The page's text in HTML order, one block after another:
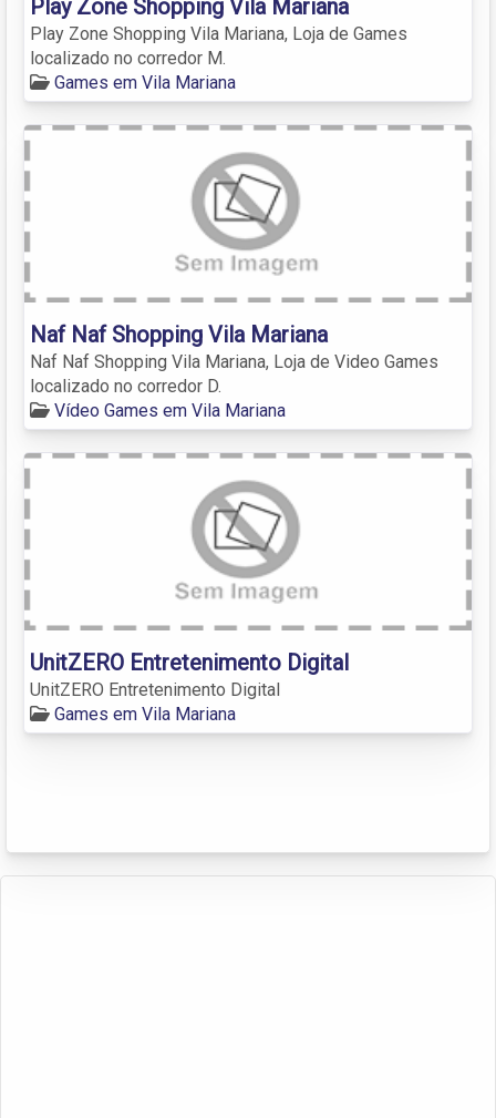
Play Zone Shopping Vila Mariana
Play Zone Shopping Vila Mariana, Loja de Games
localizado no corredor M.
Games em Vila Mariana
Naf Naf Shopping Vila Mariana
Naf Naf Shopping Vila Mariana, Loja de Video Games
localizado no corredor D.
Vídeo Games em Vila Mariana
UnitZERO Entretenimento Digital
UnitZERO Entretenimento Digital
Games em Vila Mariana